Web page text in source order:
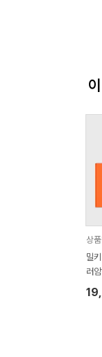
상
밀
러
례